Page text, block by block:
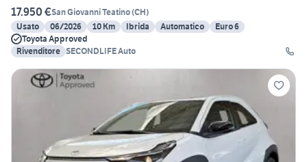
17.950 €San Giovanni Teatino(CH)
Usato
06/2026 10 Km Ibrida Automatico
Euro 6
Toyota Approved
Rivenditore SECONDLIFE Auto